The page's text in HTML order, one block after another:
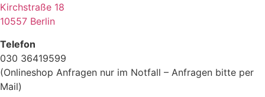
Kirchstraße 18
10557 Berlin
Telefon
030 36419599
(Onlineshop Anfragen nur im Notfall – Anfragen bitte per
Mail)